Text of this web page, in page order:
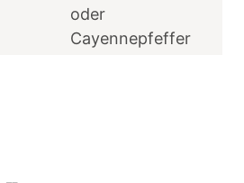
oder
Cayennepfeffer